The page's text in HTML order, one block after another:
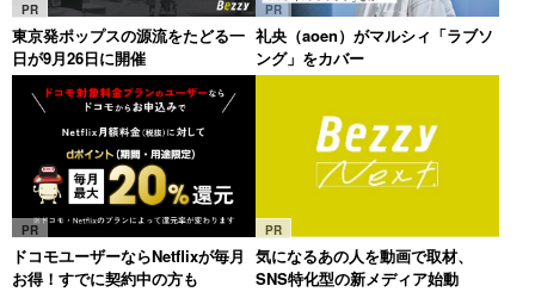
PR
東京発ポップスの源流をたどる一
日が9月26日に開催
PR
礼央（aoen）がマルシィ「ラブソ
ング」をカバー
PR
ドコモユーザーならNetflixが毎月
お得！すでに契約中の方も
PR
気になるあの人を動画で取材、
SNS特化型の新メディア始動